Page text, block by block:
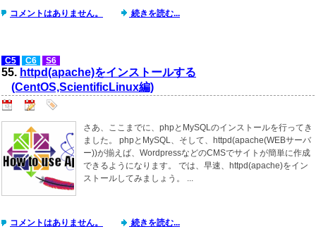
コメントはありません。 続きを読む...
C5 C6 S6
55. httpd(apache)をインストールする
(CentOS,ScientificLinux編)
さあ、ここまでに、phpとMySQLのインストールを行ってき
ました。 phpとMySQL、そして、httpd(apache(WEBサーバ
ー))が揃えば、WordpressなどのCMSでサイトが簡単に作成
できるようになります。 では、早速、httpd(apache)をイン
ストールしてみましょう。 ...
コメントはありません。 続きを読む...